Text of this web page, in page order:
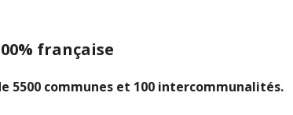
française
5500 communes et 100 intercommunalités.